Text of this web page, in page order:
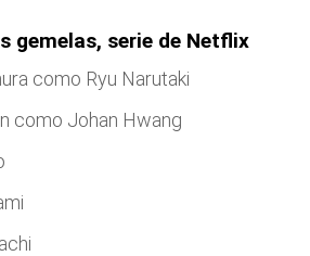
gemelas, serie de Netflix
como Ryu Narutaki
como Johan Hwang